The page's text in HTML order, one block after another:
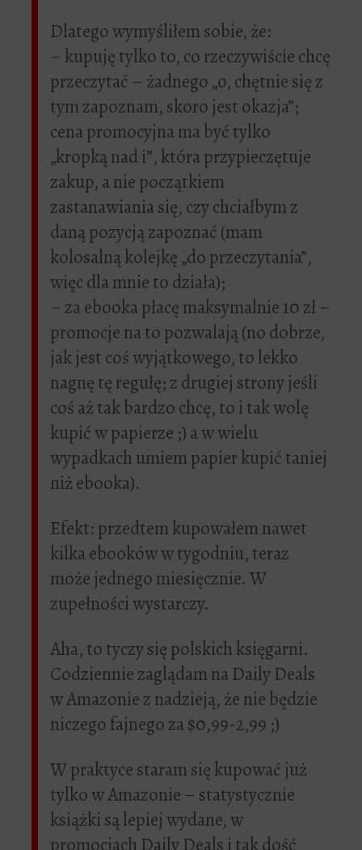
Dlatego wymyśliłem sobie, że:
– kupuję tylko to, co rzeczywiście chcę
przeczytać – żadnego „o, chętnie się z
tym zapoznam, skoro jest okazja”;
cena promocyjna ma być tylko
„kropką nad i”, która przypieczętuje
zakup, a nie początkiem
zastanawiania się, czy chciałbym z
daną pozycją zapoznać (mam
kolosalną kolejkę „do przeczytania”,
więc dla mnie to działa);
– za ebooka płacę maksymalnie 10 zł –
promocje na to pozwalają (no dobrze,
jak jest coś wyjątkowego, to lekko
nagnę tę regułę; z drugiej strony jeśli
coś aż tak bardzo chcę, to i tak wolę
kupić w papierze ;) a w wielu
wypadkach umiem papier kupić taniej
niż ebooka).
Efekt: przedtem kupowałem nawet
kilka ebooków w tygodniu, teraz
może jednego miesięcznie. W
zupełności wystarczy.
Aha, to tyczy się polskich księgarni.
Codziennie zaglądam na Daily Deals
w Amazonie z nadzieją, że nie będzie
niczego fajnego za $0,99-2,99 ;)
W praktyce staram się kupować już
tylko w Amazonie – statystycznie
książki są lepiej wydane, w